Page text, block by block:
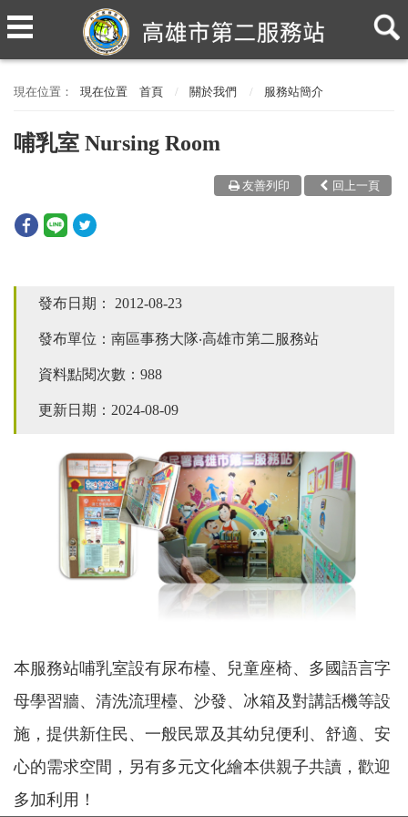
現在位置 首頁 關於我們 服務站簡介
哺乳室 Nursing Room
回上一頁
友善列印
發布日期： 2012-08-23
發布單位：南區事務大隊‧高雄市第二服務站
資料點閱次數：988
更新日期：2024-08-09
本服務站哺乳室設有尿布檯、兒童座椅、多國語言字
母學習牆、清洗流理檯、沙發、冰箱及對講話機等設
施，提供新住民、一般民眾及其幼兒便利、舒適、安
心的需求空間，另有多元文化繪本供親子共讀，歡迎
多加利用！